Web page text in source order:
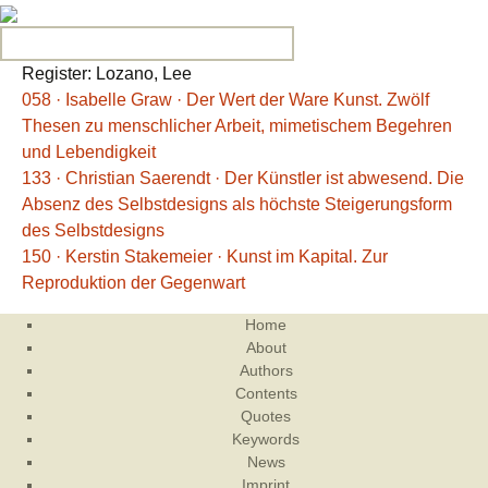
Register: Lozano, Lee
058 · Isabelle Graw · Der Wert der Ware Kunst. Zwölf
Thesen zu menschlicher Arbeit, mimetischem Begehren
und Lebendigkeit
133 · Christian Saerendt · Der Künstler ist abwesend. Die
Absenz des Selbstdesigns als höchste Steigerungsform
des Selbstdesigns
150 · Kerstin Stakemeier · Kunst im Kapital. Zur
Reproduktion der Gegenwart
Home
About
Authors
Contents
Quotes
Keywords
News